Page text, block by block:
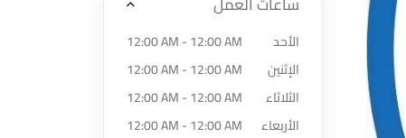
الأحد
12:00 AM - 12:00 AM
الإثنين
12:00 AM - 12:00 AM
الثلاثاء
12:00 AM - 12:00 AM
الأربعاء
12:00 AM - 12:00 AM